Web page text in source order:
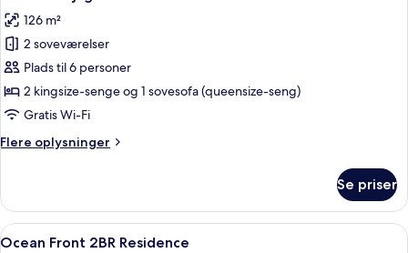
billeder
af
Premier-
lejlighed
126 m²
2 soveværelser
Plads til 6 personer
2 kingsize-senge og 1 sovesofa (queensize-seng)
Gratis Wi-Fi
Flere oplysninger
Flere
lejlighed
Se priser
Indlæs
Strandudsigt med en træbro, palmer
22
Ocean Front 2BR Residence